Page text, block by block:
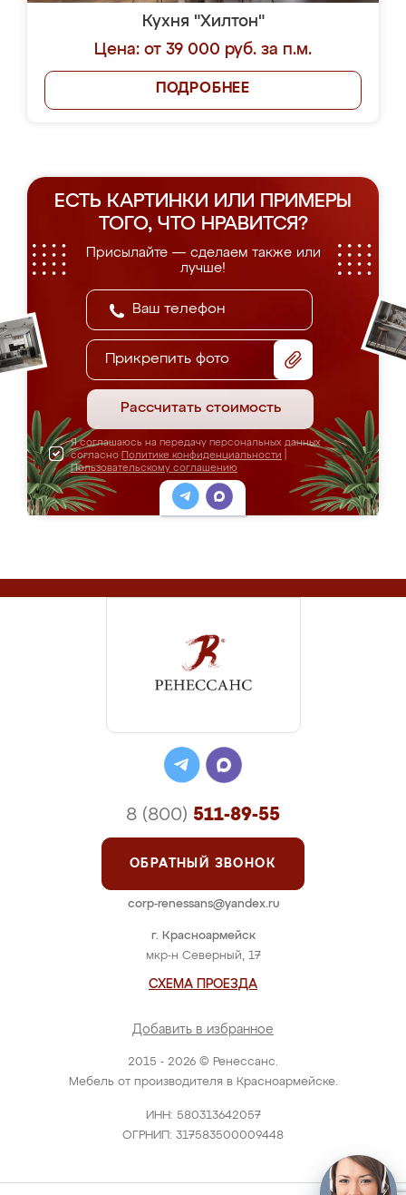
Кухня "Хилтон"
Цена: от 39 000 руб. за п.м.
ПОДРОБНЕЕ
ЕСТЬ КАРТИНКИ ИЛИ ПРИМЕРЫ
ТОГО, ЧТО НРАВИТСЯ?
Присылайте — сделаем также или
лучше!
Прикрепить фото
Рассчитать стоимость
Я соглашаюсь на передачу персональных данных
согласно Политике конфиденциальности
Пользовательскому соглашению
2015 - 2026 © Ренессанс.
Мебель от производителя в Красноармейске.
ИНН: 580313642057
ОГРНИП: 317583500009448
г. Красноармейск
мкр-н Северный, 17
СХЕМА ПРОЕЗДА
Добавить в избранное
8 (800) 511-89-55
ОБРАТНЫЙ ЗВОНОК
corp-renessans@yandex.ru